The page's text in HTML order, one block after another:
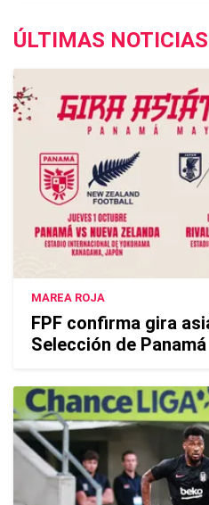
ÚLTIMAS NOTICIAS
MAREA ROJA
FPF confirma gira
Selección de Panamá